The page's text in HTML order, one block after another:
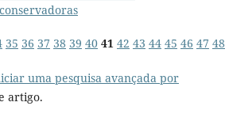
35 36 37 38 39 40 41 42 43 44 45 46 47 48
uma pesquisa avançada por
artigo.